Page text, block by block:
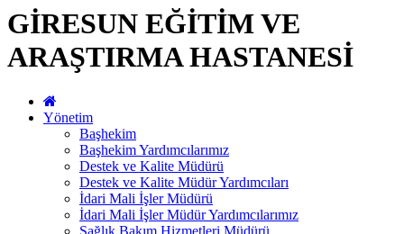
GİRESUN EĞİTİM VE
ARAŞTIRMA HASTANESİ
Yönetim
Başhekim
Başhekim Yardımcılarımız
Destek ve Kalite Müdürü
Destek ve Kalite Müdür Yardımcıları
İdari Mali İşler Müdürü
İdari Mali İşler Müdür Yardımcılarımız
Sağlık Bakım Hizmetleri Müdürü